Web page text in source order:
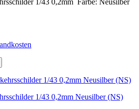
1/43 0,2mm Farbe: Neusilber
1/43 0,2mm Neusilber (NS)